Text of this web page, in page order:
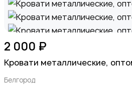
Подставки и тумбы
2 000 ₽
Кровати металлические,
Белгород